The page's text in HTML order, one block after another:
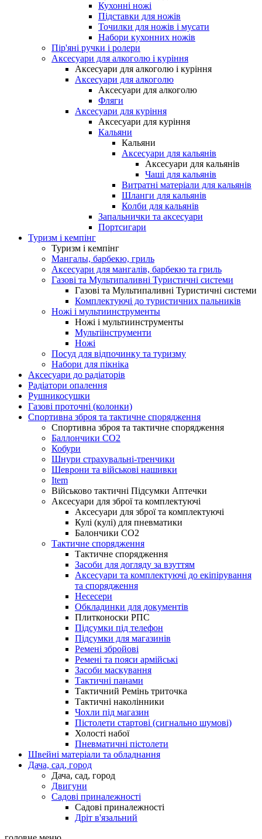
Кухонні ножі
Підставки для ножів
Точилки для ножів і мусати
Набори кухонних ножів
Пір'яні ручки і ролери
Аксесуари для алкоголю і куріння
Аксесуари для алкоголю і куріння
Аксесуари для алкоголю
Аксесуари для алкоголю
Фляги
Аксесуари для куріння
Аксесуари для куріння
Кальяни
Кальяни
Аксесуари для кальянів
Аксесуари для кальянів
Чаші для кальянів
Витратні матеріали для кальянів
Шланги для кальянів
Колби для кальянів
Запальнички та аксесуари
Портсигари
Туризм і кемпінг
Туризм і кемпінг
Мангалы, барбекю, гриль
Аксесуари для мангалів, барбекю та гриль
Газові та Мультипаливні Туристичні системи
Газові та Мультипаливні Туристичні системи
Комплектуючі до туристичних пальників
Ножі і мультиинструменты
Ножі і мультиинструменты
Мультіінструменти
Ножі
Посуд для відпочинку та туризму
Набори для пікніка
Аксесуари до радіаторів
Радіатори опалення
Рушникосушки
Газові проточні (колонки)
Спортивна зброя та тактичне спорядження
Спортивна зброя та тактичне спорядження
Баллончики CO2
Кобури
Шнури страхувальні-тренчики
Шеврони та військові нашивки
Item
Військово тактичні Підсумки Аптечки
Аксесуари для зброї та комплектуючі
Аксесуари для зброї та комплектуючі
Кулі (кулі) для пневматики
Балончики CO2
Тактичне спорядження
Тактичне спорядження
Засоби для догляду за взуттям
Аксесуари та комплектуючі до екіпірування
та спорядження
Несесери
Обкладинки для документів
Плитконоски РПС
Підсумки під телефон
Підсумки для магазинів
Ремені збройові
Ремені та пояси армійські
Засоби маскування
Тактичні панами
Тактичний Ремінь триточка
Тактичні наколінники
Чохли під магазин
Пістолети стартові (сигнально шумові)
Холості набої
Пневматичні пістолети
Швейні матеріали та обладнання
Дача, сад, город
Дача, сад, город
Двигуни
Садові приналежності
Садові приналежності
Дріт в'язальний